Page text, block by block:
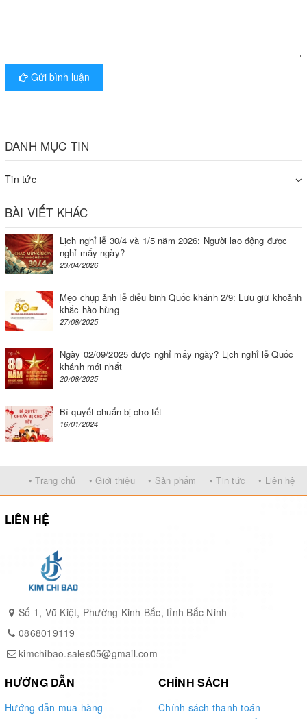
Pa lăng xích kéo tay VITAL
Gửi bình luận
DANH MỤC TIN
Tin tức
BÀI VIẾT KHÁC
Lịch nghỉ lễ 30/4 và 1/5 năm 2026: Người lao động được
nghỉ mấy ngày?
23/04/2026
Mẹo chụp ảnh lễ diễu binh Quốc khánh 2/9: Lưu giữ khoảnh
khắc hào hùng
27/08/2025
Ngày 02/09/2025 được nghỉ mấy ngày? Lịch nghỉ lễ Quốc
khánh mới nhất
20/08/2025
Bí quyết chuẩn bị cho tết
16/01/2024
• Trang chủ • Giới thiệu • Sản phẩm • Tin tức • Liên hệ
LIÊN HỆ
Số 1, Vũ Kiệt, Phường Kinh Bắc, tỉnh Bắc Ninh
0868019119
kimchibao.sales05@gmail.com
HƯỚNG DẪN
Hướng dẫn mua hàng
CHÍNH SÁCH
Chính sách thanh toán